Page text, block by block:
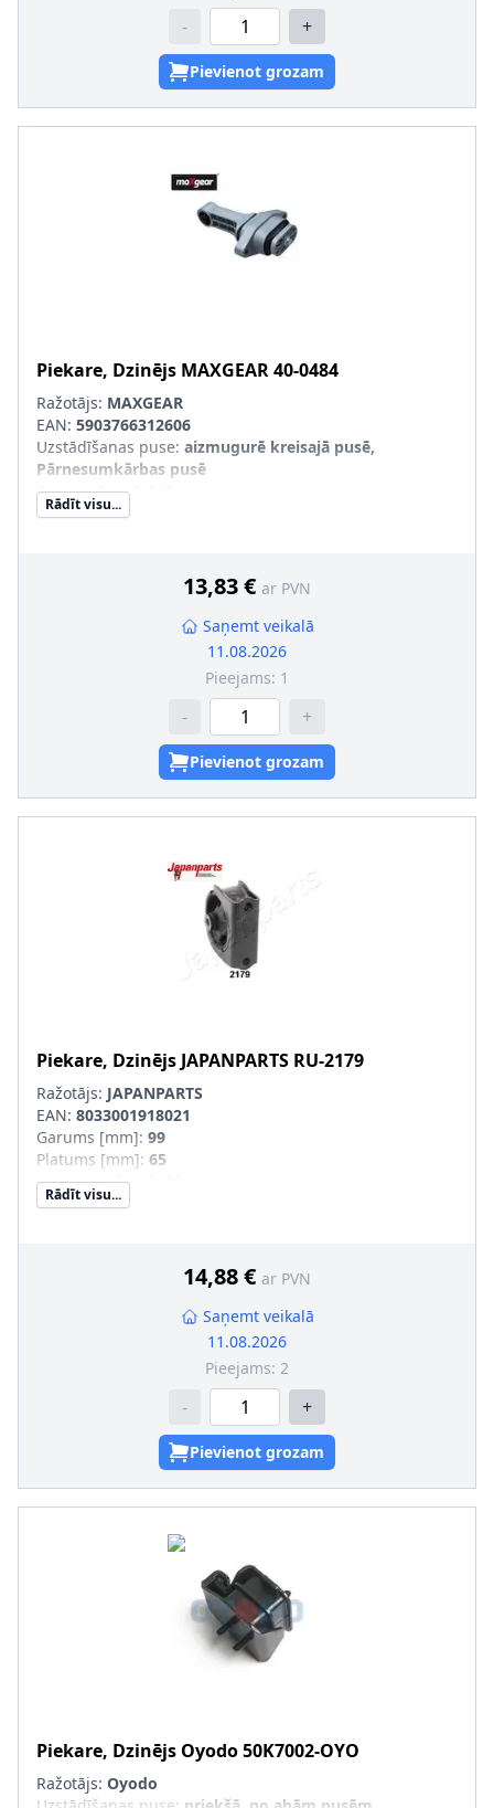
- +
Pievienot grozam
Piekare, Dzinējs MAXGEAR40-0484
Ražotājs: MAXGEAR
EAN: 5903766312606
Uzstādīšanas puse: aizmugurē kreisajā pusē,
Pārnesumkārbas pusē
Garums [mm]
Platums [mm]
Rādīt visu...
13,83 € ar PVN
Saņemt veikalā
11.08.2026
Pieejams: 1
- +
Pievienot grozam
Piekare, Dzinējs JAPANPARTS RU-2179
Ražotājs: JAPANPARTS
EAN: 8033001918021
Garums [mm]: 99
Platums [mm]: 65
Augstums [mm]
Iekšējais diametrs [mm]
Rādīt visu...
14,88 € ar PVN
Saņemt veikalā
11.08.2026
Pieejams: 2
- +
Pievienot grozam
Piekare, Dzinējs Oyodo50K7002-OYO
Ražotājs: Oyodo